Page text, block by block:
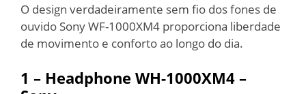
O design verdadeiramente sem fio dos fones de
ouvido Sony WF-1000XM4 proporciona liberdade
de movimento e conforto ao longo do dia.
1 – Headphone WH-1000XM4 –